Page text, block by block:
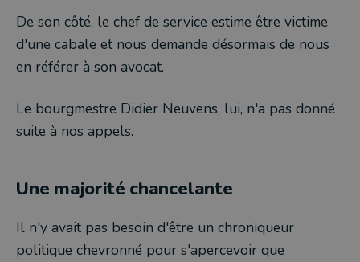
De son côté, le chef de service estime être victime
d'une cabale et nous demande désormais de nous
en référer à son avocat.
Le bourgmestre Didier Neuvens, lui, n'a pas donné
suite à nos appels.
Une majorité chancelante
Il n'y avait pas besoin d'être un chroniqueur
politique chevronné pour s'apercevoir que